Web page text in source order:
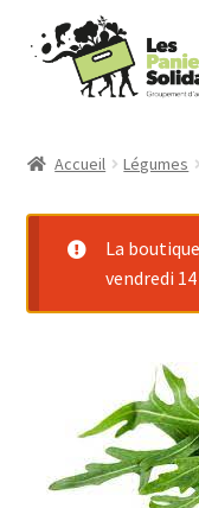
Aller
Aller
contenu
Mode d’emploi
Qui sommes-nous ?
Contact
Accueil Légumes
La
vendredi